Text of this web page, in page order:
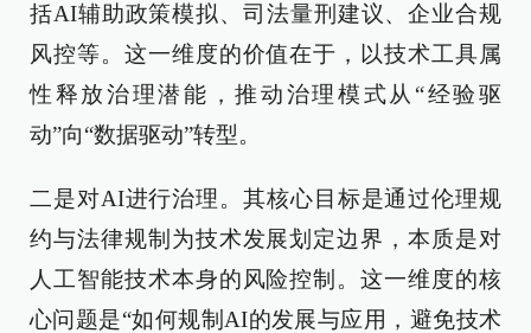
括AI辅助政策模拟、司法量刑建议、企业合规
风控等。这一维度的价值在于，以技术工具属
性释放治理潜能，推动治理模式从“经验驱
动”向“数据驱动”转型。
二是对AI进行治理。其核心目标是通过伦理规
约与法律规制为技术发展划定边界，本质是对
人工智能技术本身的风险控制。这一维度的核
心问题是“如何规制AI的发展与应用，避免技术